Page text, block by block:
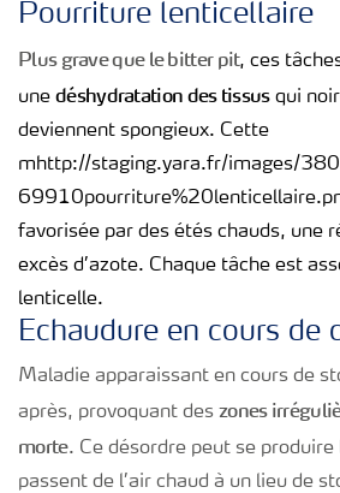
Pourriture lenticellaire
Plus grave que le bitter pit, ces
une déshydratation des tissus qui
deviennent spongieux. Cette
mhttp://staging.yara.fr/images/
favorisée par des étés chauds, une
excès d’azote. Chaque tâche est
lenticelle.
Echaudure en cours de
Maladie apparaissant en cours de
après, provoquant des zones
morte. Ce désordre peut se
passent de l’air chaud à un lieu de